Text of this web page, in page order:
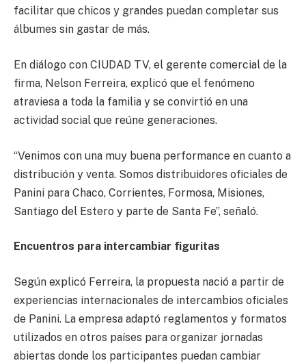
facilitar que chicos y grandes puedan completar sus
álbumes sin gastar de más.
En diálogo con CIUDAD TV, el gerente comercial de la
firma, Nelson Ferreira, explicó que el fenómeno
atraviesa a toda la familia y se convirtió en una
actividad social que reúne generaciones.
“Venimos con una muy buena performance en cuanto a
distribución y venta. Somos distribuidores oficiales de
Panini para Chaco, Corrientes, Formosa, Misiones,
Santiago del Estero y parte de Santa Fe”, señaló.
Encuentros para intercambiar figuritas
Según explicó Ferreira, la propuesta nació a partir de
experiencias internacionales de intercambios oficiales
de Panini. La empresa adaptó reglamentos y formatos
utilizados en otros países para organizar jornadas
abiertas donde los participantes puedan cambiar